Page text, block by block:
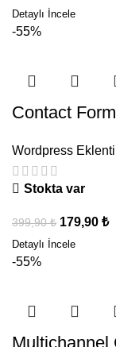
-55%
Contact
Wordpress
Stokta var
399,90₺ 179,90 ₺
-55%
Multichannel